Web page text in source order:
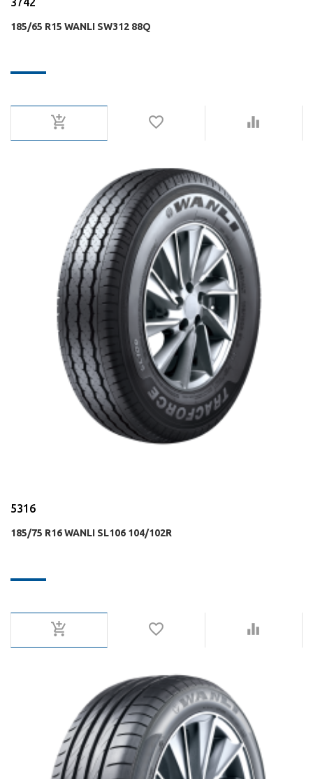
185/65 R15 WANLI SW312 88Q
5316
185/75 R16 WANLI SL106 104/102R